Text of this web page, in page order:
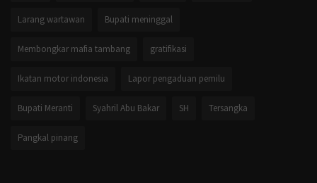
Larang wartawan Bupati meninggal
Membongkar mafia tambang gratifikasi
Ikatan motor indonesia Lapor pengaduan pemilu
Bupati Meranti Syahril Abu Bakar SH Tersangka
Pangkal pinang